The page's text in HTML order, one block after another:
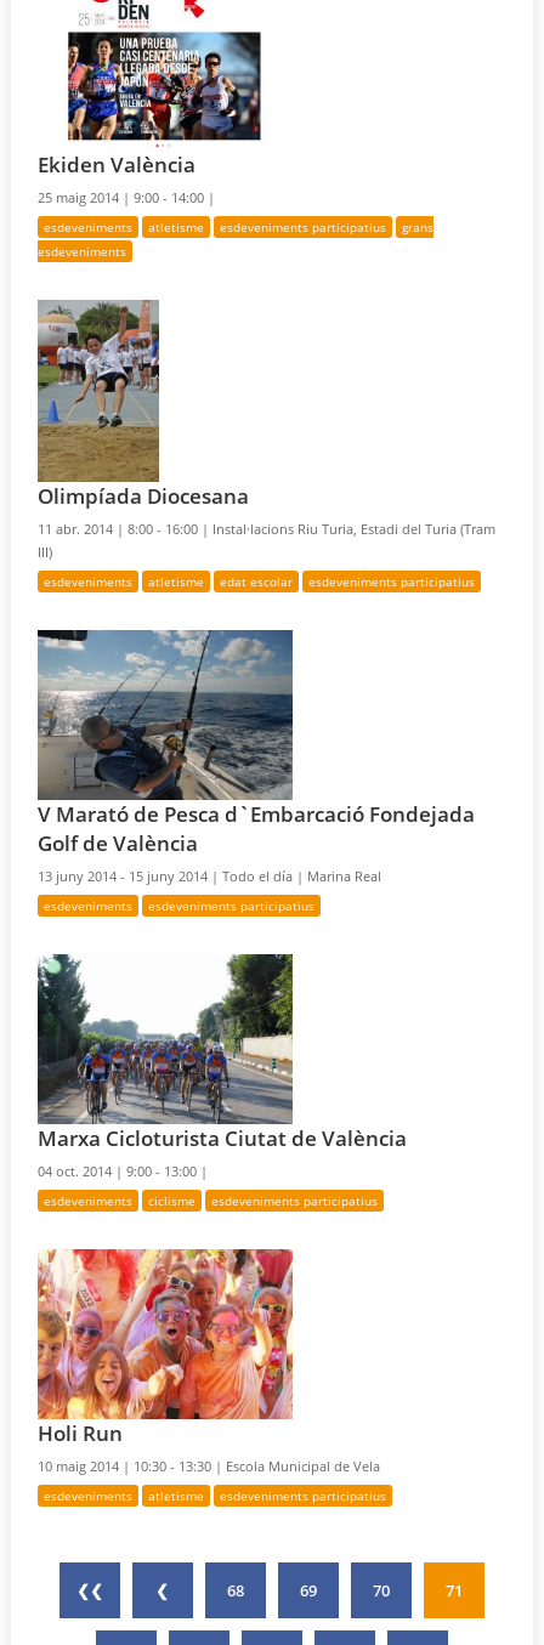
Ekiden València
25 maig 2014 |9:00 - 14:00 |
esdeveniments atletisme esdeveniments participatius
grans
esdeveniments
Olimpíada Diocesana
11 abr. 2014 |8:00 - 16:00 | Instal·lacions Riu Turia, Estadi del Turia (Tram
III)
esdeveniments atletisme edat escolar esdeveniments participatius
V Marató de Pesca d`Embarcació Fondejada
Golf de València
13 juny 2014 - 15 juny 2014 |Todo el día | Marina Real
esdeveniments esdeveniments participatius
Marxa Cicloturista Ciutat de València
04 oct. 2014 |9:00 - 13:00 |
esdeveniments ciclisme esdeveniments participatius
Holi Run
10 maig 2014 | 10:30 - 13:30 | Escola Municipal de Vela
esdeveniments atletisme esdeveniments participatius
❮❮ ❮ 68 69 70 71